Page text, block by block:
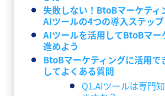
失敗しない！BtoBマーケティ
AIツールの4つの導入ステップ
AIツールを活用してBtoBマー
進めよう
BtoBマーケティングに活用で
してよくある質問
Q1.AIツールは専門